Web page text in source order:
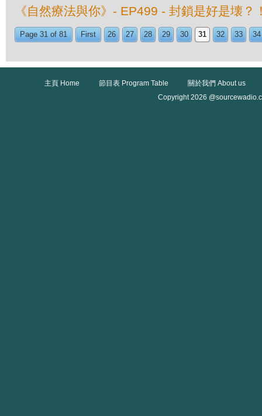
《自然療法與你》- EP499 - 封鎖是好是壊？
Page 31 of 81 First 26 27 28 29 30 31 32 33 34
主頁 Home 節目表 Program Table
關於我們 About us
Copyright 2026